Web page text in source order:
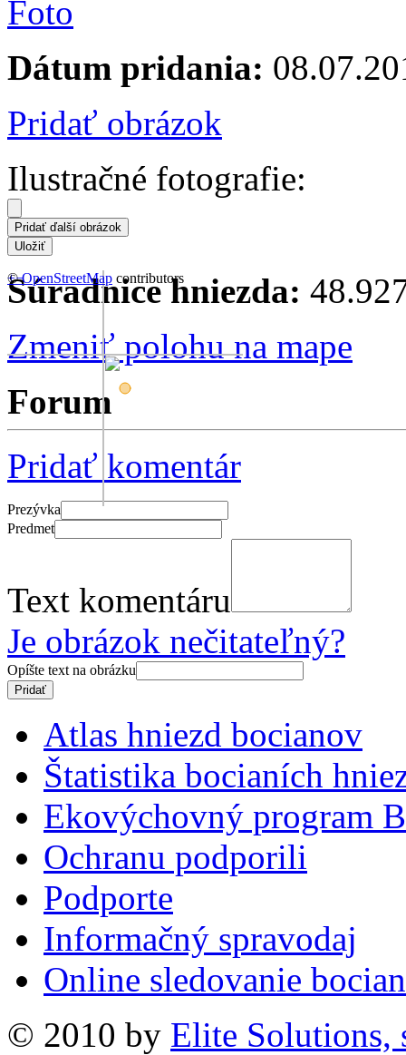
Dátum pridania:
Pridať obrázok
Ilustračné fotografie:
+−
©OpenStreetMap contributors
Súradnice hniezda:
Zmeniť polohu na mape
Forum
Pridať komentár
Prezývka
Predmet
Text komentáru
Je obrázok nečitateľný?
Opíšte text na obrázku
Atlas hniezd bocianov
Štatistika bocianích
Ekovýchovný program
Ochranu podporili
Podporte
Informačný spravodaj
Online sledovanie
© 2010 by Elite Solutions,